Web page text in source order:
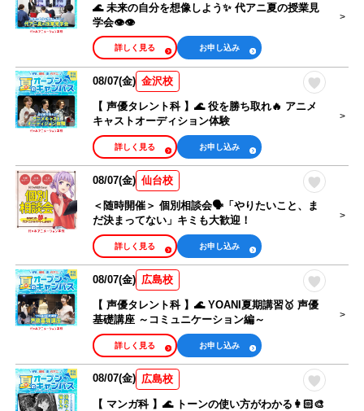
🌊 未来の自分を想像しよう✨ 代アニ夏の授業見
学会👁👁
お申し込み
詳しく見る
08/07(金) 金沢校
【 声優タレント科 】🌊 役を勝ち取れ🔥 アニメ
キャストオーディション体験
お申し込み
詳しく見る
08/07(金) 仙台校
＜随時開催＞ 個別相談会🗣️「やりたいこと、ま
だ決まってない」キミも大歓迎！
お申し込み
詳しく見る
08/07(金) 広島校
【 声優タレント科 】🌊 YOANI夏期講習🥇 声優
基礎講座 ～コミュニケーション編～
お申し込み
詳しく見る
08/07(金) 広島校
【 マンガ科 】🌊 トーンの使い方がわかる👩🏻‍🎨